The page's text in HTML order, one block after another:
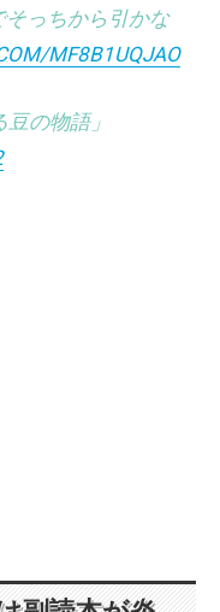
っちから引かな
MF8B1UQJAO
の物語」